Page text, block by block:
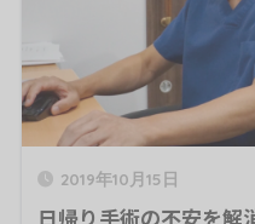
2019年10月15日
日帰り手術の不安を解